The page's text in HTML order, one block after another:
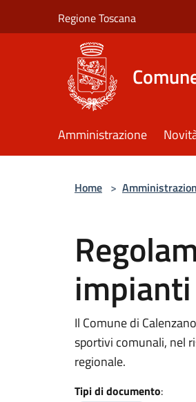
Regione Toscana
Amministrazione
Home >
Il Comune di
sportivi comunali, nel
regionale.
Tipi di documento: